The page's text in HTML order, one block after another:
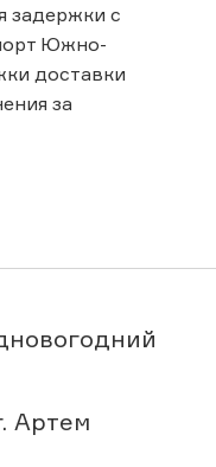
задержки с
Южно-
доставки
за
Артем